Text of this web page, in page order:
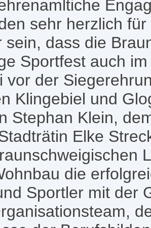
sehr herzlich
dass die
Sportfest auch
vor der
Klingebiel und
Stephan Klein,
Elke
die
Sportler mit der